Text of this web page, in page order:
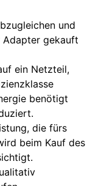
und
Adapter gekauft
ein Netzteil,
benötigt
die fürs
beim Kauf des